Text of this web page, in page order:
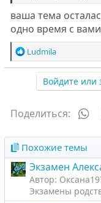
ваша тема
одно время с
Р
е
и
Ludmila
Войдите или
Поделиться:
Похожие темы
Экзамен
Автор:
Экзамены